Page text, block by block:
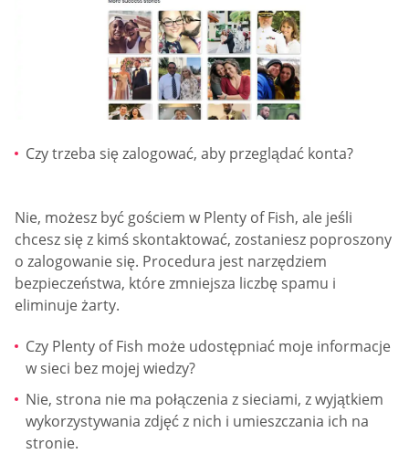
Czy trzeba się zalogować, aby przeglądać konta?
Nie, możesz być gościem w Plenty of Fish, ale jeśli
chcesz się z kimś skontaktować, zostaniesz poproszony
o zalogowanie się. Procedura jest narzędziem
bezpieczeństwa, które zmniejsza liczbę spamu i
eliminuje żarty.
Czy Plenty of Fish może udostępniać moje informacje
w sieci bez mojej wiedzy?
Nie, strona nie ma połączenia z sieciami, z wyjątkiem
wykorzystywania zdjęć z nich i umieszczania ich na
stronie.